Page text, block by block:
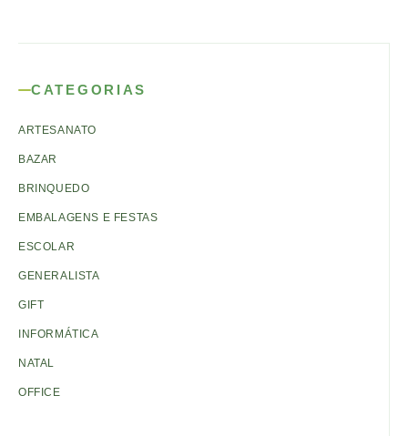
CATEGORIAS
ARTESANATO
BAZAR
BRINQUEDO
EMBALAGENS E FESTAS
ESCOLAR
GENERALISTA
GIFT
INFORMÁTICA
NATAL
OFFICE